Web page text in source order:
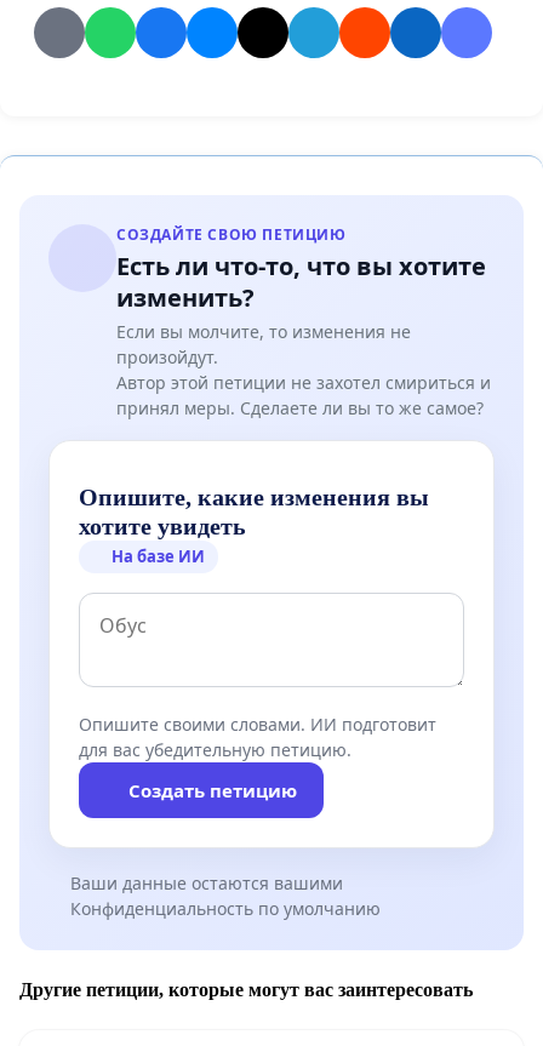
СОЗДАЙТЕ СВОЮ ПЕТИЦИЮ
Есть ли что-то, что вы хотите
изменить?
Если вы молчите, то изменения не
произойдут.
Автор этой петиции не захотел смириться и
принял меры. Сделаете ли вы то же самое?
Опишите, какие изменения вы
хотите увидеть
На базе ИИ
Опишите своими словами. ИИ подготовит
для вас убедительную петицию.
Создать петицию
Ваши данные остаются вашими
Конфиденциальность по умолчанию
Другие петиции, которые могут вас заинтересовать